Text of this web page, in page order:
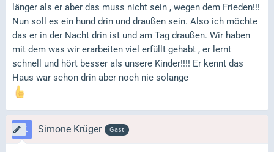
länger als er aber das muss nicht sein , wegen dem Frieden!!!
Nun soll es ein hund drin und draußen sein. Also ich möchte
das er in der Nacht drin ist und am Tag draußen. Wir haben
mit dem was wir erarbeiten viel erfüllt gehabt , er lernt
schnell und hört besser als unsere Kinder!!!! Er kennt das
Haus war schon drin aber noch nie solange
Simone Krüger Gast